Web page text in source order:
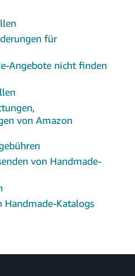
für
Angebote nicht finden
von Amazon
von Handmade-
Handmade-Katalogs